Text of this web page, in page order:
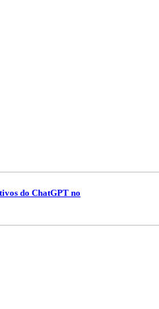
do ChatGPT no